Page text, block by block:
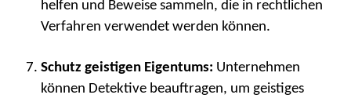
helfen und Beweise sammeln, die in rechtlichen
Verfahren verwendet werden können.
Schutz geistigen Eigentums: Unternehmen
können Detektive beauftragen, um geistiges